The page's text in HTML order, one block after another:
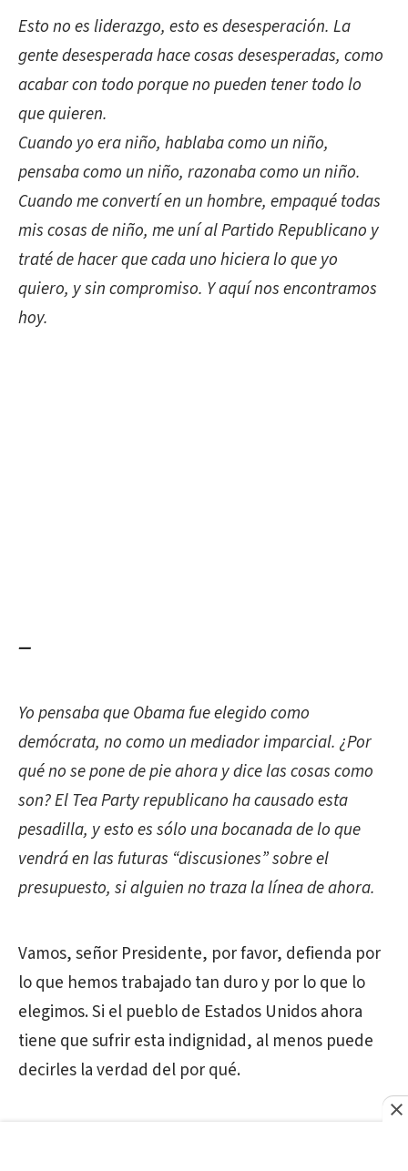
Estono es liderazgo, esto es desesperación. La
gente desesperada hace cosas desesperadas, como
acabar con todo porque no pueden tener todo lo
que quieren.
Cuando yo era niño, hablaba como un niño,
pensaba como un niño, razonaba como un niño.
Cuando me convertí en un hombre, empaqué todas
mis cosas de niño, me uní al Partido Republicano y
traté de hacer que cada uno hiciera lo que yo
quiero, y sin compromiso. Y aquí nos encontramos
hoy.
—
Yopensaba que Obama fue elegido como
demócrata, no como un mediador imparcial. ¿Por
qué no se pone de pie ahora y dice las cosas como
son? El Tea Party republicano ha causado esta
pesadilla, y esto es sólo una bocanada de lo que
vendrá en las futuras “discusiones” sobre el
presupuesto, si alguien no traza la línea de ahora.
Vamos, señor Presidente, por favor, defienda por
lo que hemos trabajado tan duro y por lo que lo
elegimos. Si el pueblo de Estados Unidos ahora
tiene que sufrir esta indignidad, al menos puede
decirles la verdad del por qué.